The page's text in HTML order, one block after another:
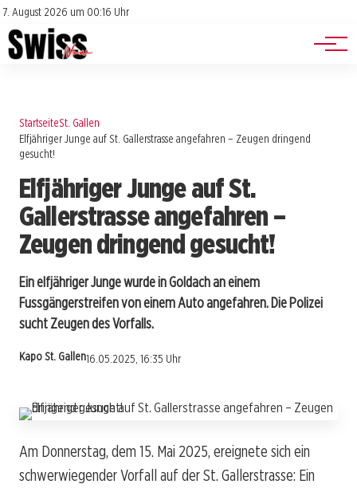
7. August 2026 um 00:16 Uhr
Impressum
Datenschutz
Jobs
Events
StartseiteSt. Gallen
Elfjähriger Junge auf St. Gallerstrasse angefahren – Zeugen dringend
gesucht!
Elfjähriger Junge auf St.
Gallerstrasse angefahren –
Zeugen dringend gesucht!
Ein elfjähriger Junge wurde in Goldach an einem
Fussgängerstreifen von einem Auto angefahren. Die Polizei
sucht Zeugen des Vorfalls.
Kapo St. Gallen16.05.2025, 16:35 Uhr
Am Donnerstag, dem 15. Mai 2025, ereignete sich ein
schwerwiegender Vorfall auf der St. Gallerstrasse: Ein